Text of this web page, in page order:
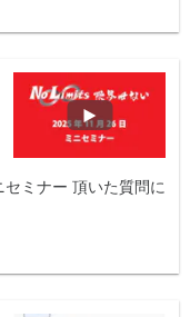
ミナー 頂いた質問に